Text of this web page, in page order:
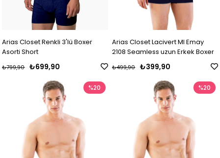
Arias Closet Renkli 3'lü Boxer
Asorti Short
₺699,90
₺799,90
Arias Closet Lacivert MI Emay
2108 Seamless uzun Erkek Boxer
₺399,90
₺499,90
%20 %20